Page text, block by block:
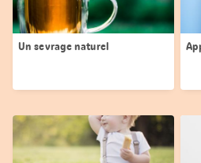
Un sevrage naturel